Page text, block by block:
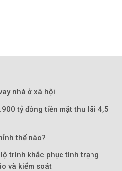
Theo
nhà ở xã hội
tỷ đồng tiền mặt thu lãi 4,5
thế nào?
trình khắc phục tình trạng
và kiểm soát